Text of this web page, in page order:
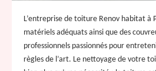
L’entreprise de toiture Renov habitat à
matériels adéquats ainsi que des
professionnels passionnés pour
règles de l’art. Le nettoyage de votre